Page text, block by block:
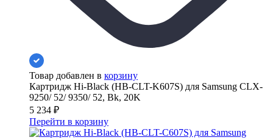
Товар добавлен в корзину
Картридж Hi-Black (HB-CLT-K607S) для Samsung CLX-
9250/ 52/ 9350/ 52, Bk, 20K
5 234 ₽
Перейти в корзину